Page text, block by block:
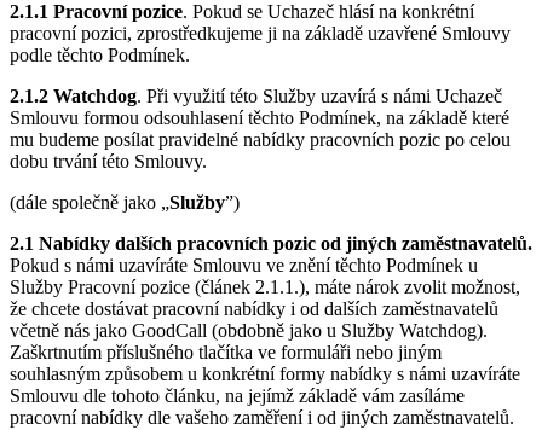
2.1.1 Pracovní pozice. Pokud se Uchazeč hlásí na konkrétní
pracovní pozici, zprostředkujeme ji na základě uzavřené Smlouvy
podle těchto Podmínek.
2.1.2 Watchdog. Při využití této Služby uzavírá s námi Uchazeč
Smlouvu formou odsouhlasení těchto Podmínek, na základě které
mu budeme posílat pravidelné nabídky pracovních pozic po celou
dobu trvání této Smlouvy.
(dále společně jako „Služby”)
2.1 Nabídky dalších pracovních pozic od jiných zaměstnavatelů.
Pokud s námi uzavíráte Smlouvu ve znění těchto Podmínek u
Služby Pracovní pozice (článek 2.1.1.), máte nárok zvolit možnost,
že chcete dostávat pracovní nabídky i od dalších zaměstnavatelů
včetně nás jako GoodCall (obdobně jako u Služby Watchdog).
Zaškrtnutím příslušného tlačítka ve formuláři nebo jiným
souhlasným způsobem u konkrétní formy nabídky s námi uzavíráte
Smlouvu dle tohoto článku, na jejímž základě vám zasíláme
pracovní nabídky dle vašeho zaměření i od jiných zaměstnavatelů.